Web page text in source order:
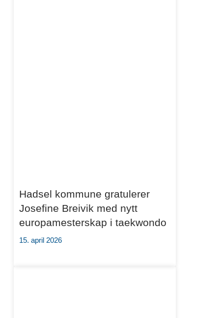
Hadsel kommune gratulerer
Josefine Breivik med nytt
europamesterskap i taekwondo
15. april 2026